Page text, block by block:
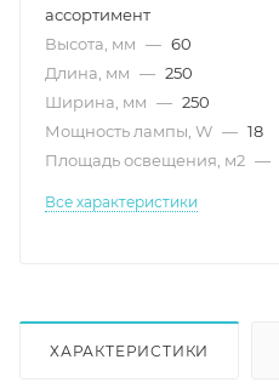
ассортимент
Высота, мм — 60
Длина, мм — 250
Ширина, мм — 250
Мощность лампы, W — 18
Площадь освещения, м2 —
Все характеристики
ХАРАКТЕРИСТИКИ